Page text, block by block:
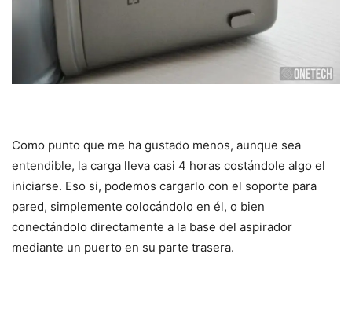
Como punto que me ha gustado menos, aunque sea
entendible, la carga lleva casi 4 horas costándole algo el
iniciarse. Eso si, podemos cargarlo con el soporte para
pared, simplemente colocándolo en él, o bien
conectándolo directamente a la base del aspirador
mediante un puerto en su parte trasera.